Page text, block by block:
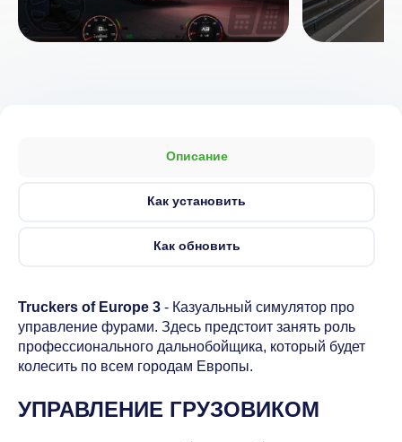
Описание
Как установить
Как обновить
Truckers of Europe 3 - Казуальный симулятор про
управление фурами. Здесь предстоит занять роль
профессионального дальнобойщика, который будет
колесить по всем городам Европы.
УПРАВЛЕНИЕ ГРУЗОВИКОМ